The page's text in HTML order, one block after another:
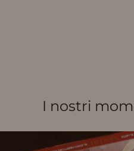
I nostri